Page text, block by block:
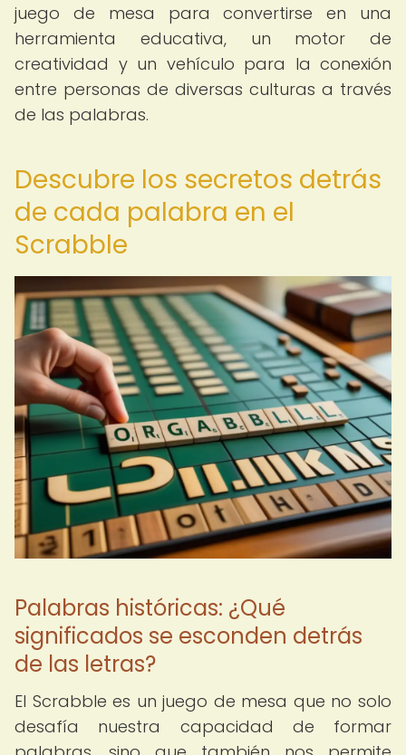
juego de mesa para convertirse en una
herramienta educativa, un motor de
creatividad y un vehículo para la conexión
entre personas de diversas culturas a través
de las palabras.
Descubre los secretos detrás
de cada palabra en el
Scrabble
Palabras históricas: ¿Qué
significados se esconden detrás
de las letras?
El Scrabble es un juego de mesa que no solo
desafía nuestra capacidad de formar